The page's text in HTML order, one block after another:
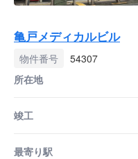
亀戸メディカルビル
物件番号
54307
所在地
竣工
最寄り駅